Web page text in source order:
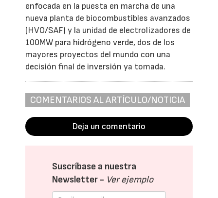
enfocada en la puesta en marcha de una
nueva planta de biocombustibles avanzados
(HVO/SAF) y la unidad de electrolizadores de
100MW para hidrógeno verde, dos de los
mayores proyectos del mundo con una
decisión final de inversión ya tomada.
COMENTARIOS AL ARTÍCULO/NOTICIA
Deja un comentario
Suscríbase a nuestra
Newsletter - Ver ejemplo